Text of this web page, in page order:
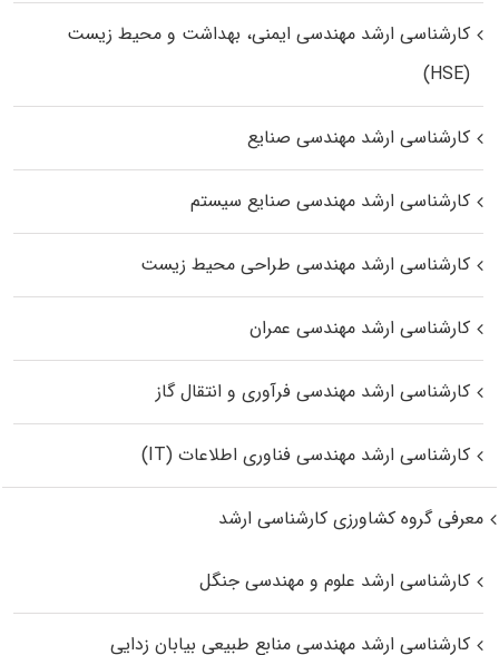
کارشناسی ارشد مهندسی ایمنی، بهداشت و محیط زیست
(HSE)
کارشناسی ارشد مهندسی صنایع
کارشناسی ارشد مهندسی صنایع سیستم
کارشناسی ارشد مهندسی طراحی محیط زیست
کارشناسی ارشد مهندسی عمران
کارشناسی ارشد مهندسی فرآوری و انتقال گاز
کارشناسی ارشد مهندسی فناوری اطلاعات (IT)
معرفی گروه کشاورزی کارشناسی ارشد
کارشناسی ارشد علوم و مهندسی جنگل
کارشناسی ارشد مهندسی منابع طبیعی بیابان زدایی